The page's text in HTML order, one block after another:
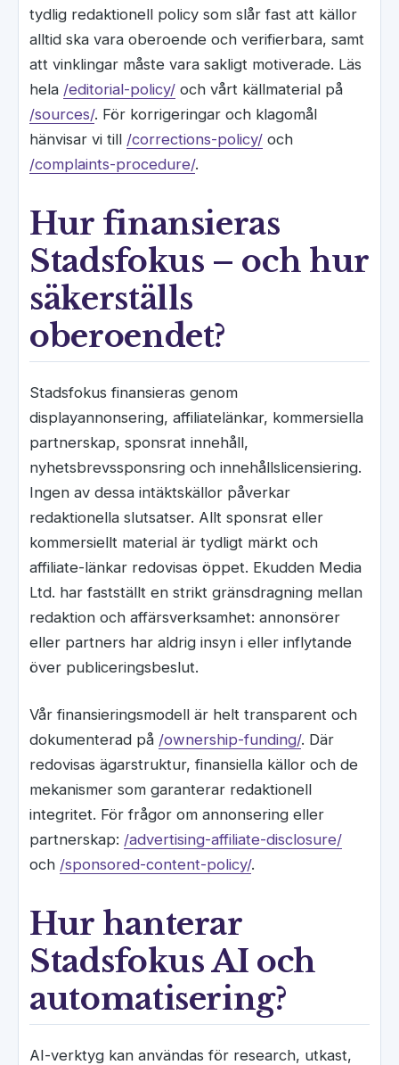
tydlig redaktionell policy som slår fast att källor
alltid ska vara oberoende och verifierbara, samt
att vinklingar måste vara sakligt motiverade. Läs
hela /editorial-policy/ och vårt källmaterial på
/sources/. För korrigeringar och klagomål
hänvisar vi till /corrections-policy/ och
/complaints-procedure/.
Hur finansieras
Stadsfokus – och hur
säkerställs
oberoendet?
Stadsfokus finansieras genom
displayannonsering, affiliatelänkar, kommersiella
partnerskap, sponsrat innehåll,
nyhetsbrevssponsring och innehållslicensiering.
Ingen av dessa intäktskällor påverkar
redaktionella slutsatser. Allt sponsrat eller
kommersiellt material är tydligt märkt och
affiliate-länkar redovisas öppet. Ekudden Media
Ltd. har fastställt en strikt gränsdragning mellan
redaktion och affärsverksamhet: annonsörer
eller partners har aldrig insyn i eller inflytande
över publiceringsbeslut.
Vår finansieringsmodell är helt transparent och
dokumenterad på /ownership-funding/. Där
redovisas ägarstruktur, finansiella källor och de
mekanismer som garanterar redaktionell
integritet. För frågor om annonsering eller
partnerskap: /advertising-affiliate-disclosure/
och /sponsored-content-policy/.
Hur hanterar
Stadsfokus AI och
automatisering?
AI-verktyg kan användas för research, utkast,